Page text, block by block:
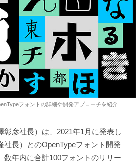
フォントの詳細や開発アプローチを紹介
彦社長）は、2021年1月に発表し
社長）とのOpenTypeフォント開発
数年内に合計100フォントのリリー